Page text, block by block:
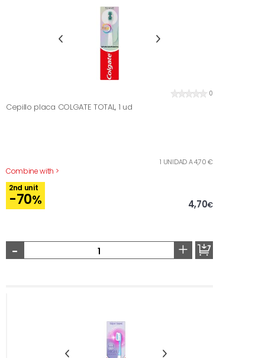
0
Cepillo placa COLGATE TOTAL, 1 ud
Combine with >
1 UNIDAD A 4,70 €
2nd unit
-70% 4,70€
- +